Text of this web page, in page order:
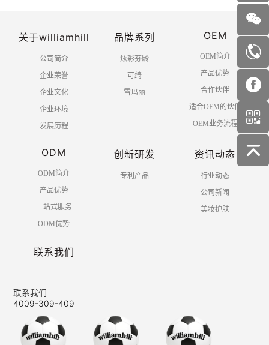
关于williamhill
公司简介
企业荣誉
企业文化
企业环境
发展历程
品牌系列
炫彩芬龄
可绮
雪玛丽
OEM
OEM简介
产品优势
合作伙伴
适合OEM的伙伴
OEM业务流程
ODM
ODM简介
产品优势
一站式服务
ODM优势
创新研发
专利产品
资讯动态
行业动态
公司新闻
美妆护肤
联系我们
联系我们
4009-309-409